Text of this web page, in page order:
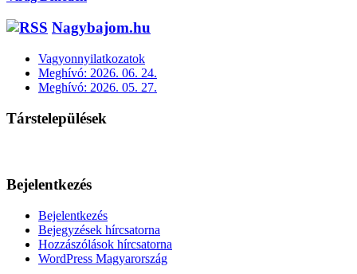
Nagybajom.hu
Vagyonnyilatkozatok
Meghívó: 2026. 06. 24.
Meghívó: 2026. 05. 27.
Társtelepülések
Bejelentkezés
Bejelentkezés
Bejegyzések hírcsatorna
Hozzászólások hírcsatorna
WordPress Magyarország